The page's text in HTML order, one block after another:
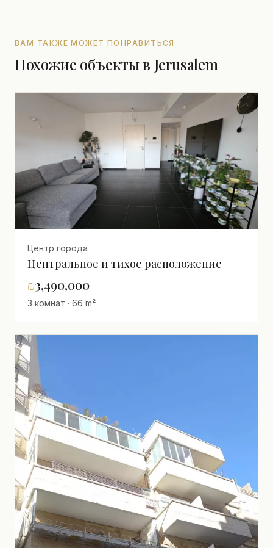
ВАМ ТАКЖЕ МОЖЕТ ПОНРАВИТЬСЯ
Похожие объекты в Jerusalem
Центр города
Центральное и тихое расположение
₪3,490,000
3 комнат · 66 m²